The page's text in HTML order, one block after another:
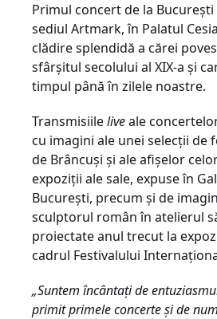
Primul concert de la București
sediul Artmark, în Palatul
clădire splendidă a cărei
sfârșitul secolului al XIX-a și
timpul până în zilele noastre.
Transmisiileliveale
cu imagini ale unei selecții de
de Brâncuși și ale afișelor
expoziții ale sale, expuse în
București, precum și de
sculptorul român în atelierul
proiectate anul trecut la
cadrul Festivalului
„Suntem încântați de
primit primele concerte și de